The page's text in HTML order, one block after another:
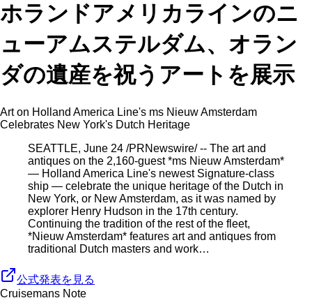
ホランドアメリカラインのニ
ューアムステルダム、オラン
ダの遺産を祝うアートを展示
Art on Holland America Line's ms Nieuw Amsterdam
Celebrates New York's Dutch Heritage
SEATTLE, June 24 /PRNewswire/ -- The art and
antiques on the 2,160-guest *ms Nieuw Amsterdam*
— Holland America Line's newest Signature-class
ship — celebrate the unique heritage of the Dutch in
New York, or New Amsterdam, as it was named by
explorer Henry Hudson in the 17th century.
Continuing the tradition of the rest of the fleet,
*Nieuw Amsterdam* features art and antiques from
traditional Dutch masters and work…
公式発表を見る
Cruisemans Note